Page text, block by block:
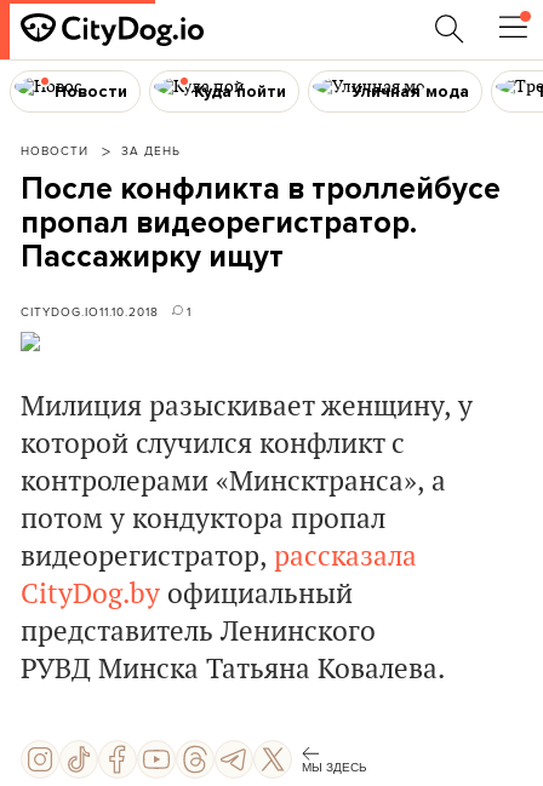
Новости Куда пойти Уличная мода
НОВОСТИ ЗА ДЕНЬ
После конфликта в троллейбусе
пропал видеорегистратор.
Пассажирку ищут
CITYDOG.IO11.10.2018 1
Милиция разыскивает женщину, у
которой случился конфликт с
контролерами «Минсктранса», а
потом у кондуктора пропал
видеорегистратор, рассказала
CityDog.by официальный
представитель Ленинского
РУВД Минска Татьяна Ковалева.
МЫ ЗДЕСЬ